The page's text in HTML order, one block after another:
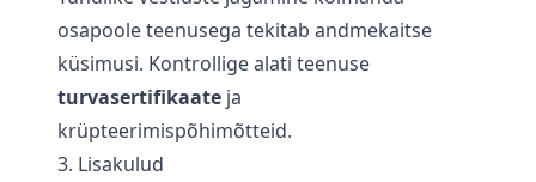
osapoole teenusega tekitab andmekaitse
küsimusi. Kontrollige alati teenuse
turvasertifikaate ja
krüpteerimispõhimõtteid.
3. Lisakulud